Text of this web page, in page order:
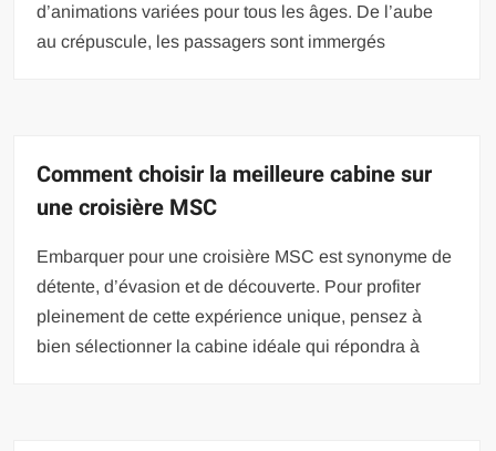
d’animations variées pour tous les âges. De l’aube
au crépuscule, les passagers sont immergés
Comment choisir la meilleure cabine sur
une croisière MSC
Embarquer pour une croisière MSC est synonyme de
détente, d’évasion et de découverte. Pour profiter
pleinement de cette expérience unique, pensez à
bien sélectionner la cabine idéale qui répondra à